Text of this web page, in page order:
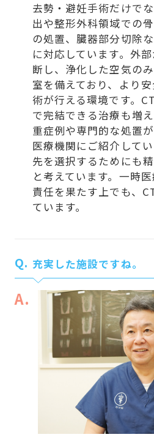
去勢・避妊手術だけで
出や整形外科領域での
の処置、臓器部分切除
に対応しています。外
断し、浄化した空気の
室を備えており、より
術が行える環境です。
で完結できる治療も増
重症例や専門的な処置
医療機関にご紹介して
先を選択するためにも
と考えています。一時
責任を果たす上でも、
ています。
Q. 充実した施設ですね。
A.